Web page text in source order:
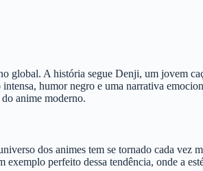
global. A história segue Denji, um jovem
humor negro e uma narrativa
anime moderno.
dos animes tem se tornado cada vez
exemplo perfeito dessa tendência, onde a